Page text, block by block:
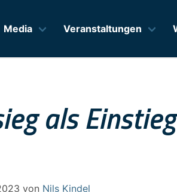
Media Veranstaltungen
als
von Nils Kindel